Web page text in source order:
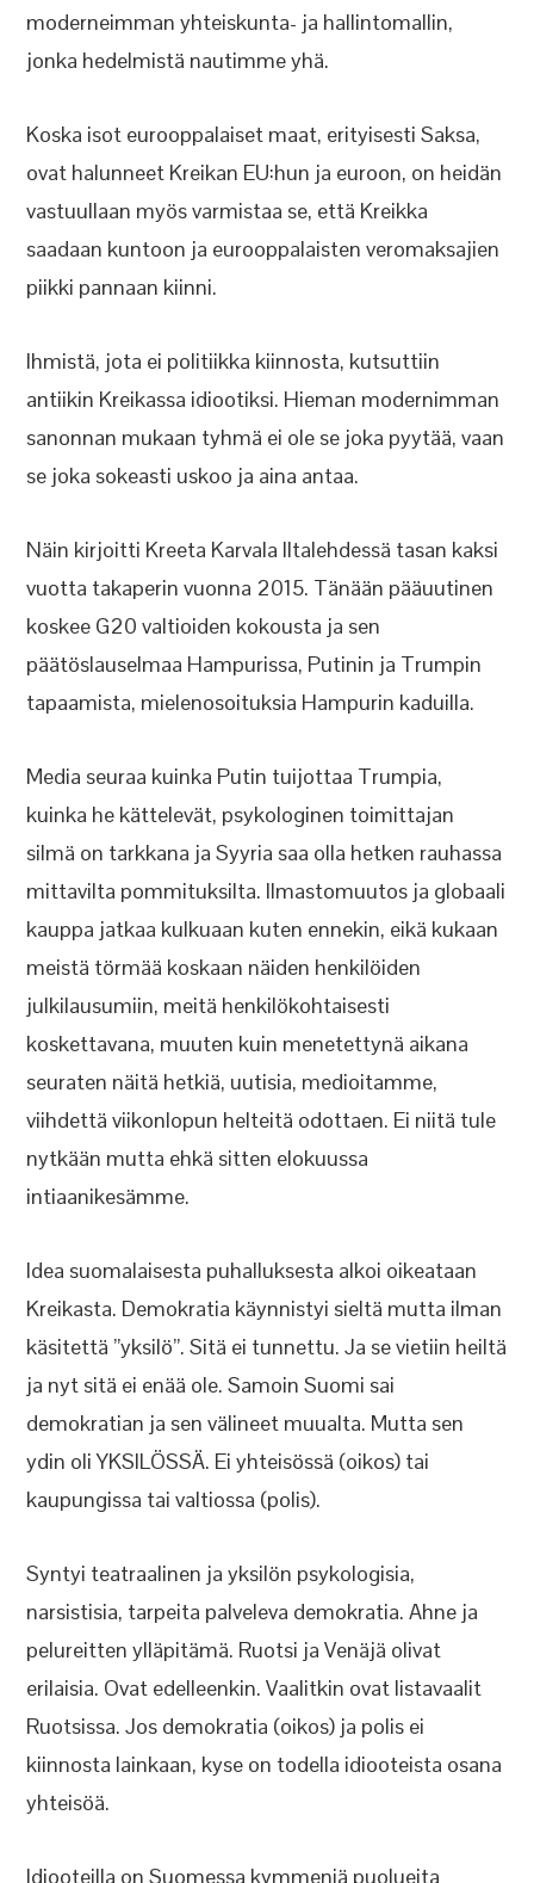
moderneimman yhteiskunta- ja hallintomallin,
jonka hedelmistä nautimme yhä.
Koska isot eurooppalaiset maat, erityisesti Saksa,
ovat halunneet Kreikan EU:hun ja euroon, on heidän
vastuullaan myös varmistaa se, että Kreikka
saadaan kuntoon ja eurooppalaisten veromaksajien
piikki pannaan kiinni.
Ihmistä, jota ei politiikka kiinnosta, kutsuttiin
antiikin Kreikassa idiootiksi. Hieman modernimman
sanonnan mukaan tyhmä ei ole se joka pyytää, vaan
se joka sokeasti uskoo ja aina antaa.
Näin kirjoitti Kreeta Karvala Iltalehdessä tasan kaksi
vuotta takaperin vuonna 2015. Tänään pääuutinen
koskee G20 valtioiden kokousta ja sen
päätöslauselmaa Hampurissa, Putinin ja Trumpin
tapaamista, mielenosoituksia Hampurin kaduilla.
Media seuraa kuinka Putin tuijottaa Trumpia,
kuinka he kättelevät, psykologinen toimittajan
silmä on tarkkana ja Syyria saa olla hetken rauhassa
mittavilta pommituksilta. Ilmastomuutos ja globaali
kauppa jatkaa kulkuaan kuten ennekin, eikä kukaan
meistä törmää koskaan näiden henkilöiden
julkilausumiin, meitä henkilökohtaisesti
koskettavana, muuten kuin menetettynä aikana
seuraten näitä hetkiä, uutisia, medioitamme,
viihdettä viikonlopun helteitä odottaen. Ei niitä tule
nytkään mutta ehkä sitten elokuussa
intiaanikesämme.
Idea suomalaisesta puhalluksesta alkoi oikeataan
Kreikasta. Demokratia käynnistyi sieltä mutta ilman
käsitettä ”yksilö”. Sitä ei tunnettu. Ja se vietiin heiltä
ja nyt sitä ei enää ole. Samoin Suomi sai
demokratian ja sen välineet muualta. Mutta sen
ydin oli YKSILÖSSÄ. Ei yhteisössä (oikos) tai
kaupungissa tai valtiossa (polis).
Syntyi teatraalinen ja yksilön psykologisia,
narsistisia, tarpeita palveleva demokratia. Ahne ja
pelureitten ylläpitämä. Ruotsi ja Venäjä olivat
erilaisia. Ovat edelleenkin. Vaalitkin ovat listavaalit
Ruotsissa. Jos demokratia (oikos) ja polis ei
kiinnosta lainkaan, kyse on todella idiooteista osana
yhteisöä.
Idiooteilla on Suomessa kymmeniä puolueita